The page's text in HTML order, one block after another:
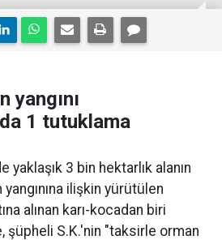
yangını
1 tutuklama
yaklaşık 3 bin hektarlık alanın
ilişkin yürütülen
alınan karı-kocadan biri
şüpheli S.K.'nin "taksirle orman